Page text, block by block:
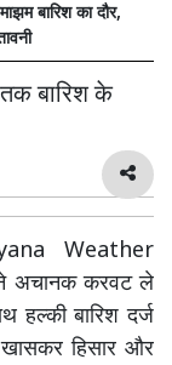
बारिश का दौर,
तक बारिश के
Weather
ने अचानक करवट ले
बारिश दर्ज
खासकर हिसार और